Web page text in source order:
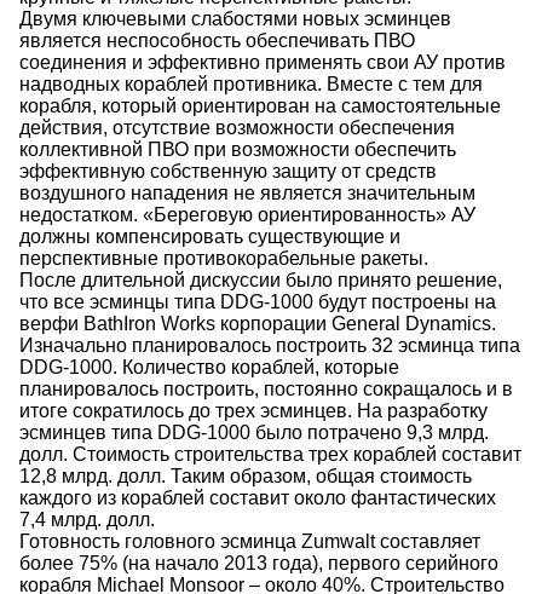
Двумя ключевыми слабостями новых эсминцев
является неспособность обеспечивать ПВО
соединения и эффективно применять свои АУ против
надводных кораблей противника. Вместе с тем для
корабля, который ориентирован на самостоятельные
действия, отсутствие возможности обеспечения
коллективной ПВО при возможности обеспечить
эффективную собственную защиту от средств
воздушного нападения не является значительным
недостатком. «Береговую ориентированность» АУ
должны компенсировать существующие и
перспективные противокорабельные ракеты.
После длительной дискуссии было принято решение,
что все эсминцы типа DDG-1000 будут построены на
верфи BathIron Works корпорации General Dynamics.
Изначально планировалось построить 32 эсминца типа
DDG-1000. Количество кораблей, которые
планировалось построить, постоянно сокращалось и в
итоге сократилось до трех эсминцев. На разработку
эсминцев типа DDG-1000 было потрачено 9,3 млрд.
долл. Стоимость строительства трех кораблей составит
12,8 млрд. долл. Таким образом, общая стоимость
каждого из кораблей составит около фантастических
7,4 млрд. долл.
Готовность головного эсминца Zumwalt составляет
более 75% (на начало 2013 года), первого серийного
корабля Michael Monsoor – около 40%. Строительство